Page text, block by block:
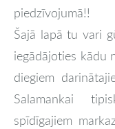
piedzīvojumā!!
Šajā lapā tu vari
iegādājoties kādu
diegiem
Salamankai
spīdīgajiem